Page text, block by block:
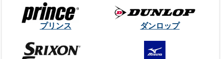
プリンス ダンロップ